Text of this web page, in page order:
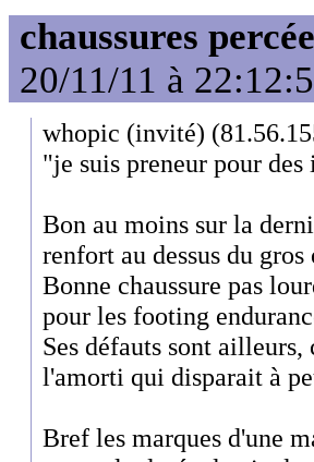
chaussures
20/11/11 à
whopic (invité)
"je suis preneur pour des
Bon au moins sur la
renfort au dessus du
Bonne chaussure pas
pour les footing
Ses défauts sont
l'amorti qui disparait à
Bref les marques d'une